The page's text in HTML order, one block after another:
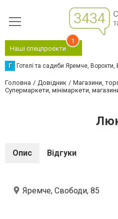
Наші спецпроєкти
1
Г Готелі та садиби Яремче,
Головна Довідник
Магазини,
Супермаркети, мінімаркети,
Опис Відгуки
Яремче, Свободи, 85